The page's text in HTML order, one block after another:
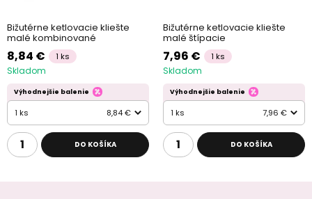
Bižutérne ketlovacie kliešte
malé kombinované
8,84 € 1 ks
Skladom
Výhodnejšie balenie
1 ks 8,84 €
DO KOŠÍKA
Bižutérne ketlovacie kliešte
malé štípacie
7,96 € 1 ks
Skladom
Výhodnejšie balenie
1 ks 7,96 €
DO KOŠÍKA